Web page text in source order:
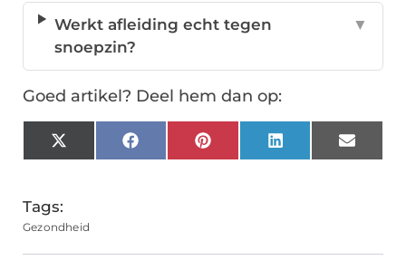
Werkt afleiding echt tegen
snoepzin?
▼
Goed artikel? Deel hem dan op:
X
(Twitter)
FacebookPinterestLinkedInEmail
Tags:
Gezondheid